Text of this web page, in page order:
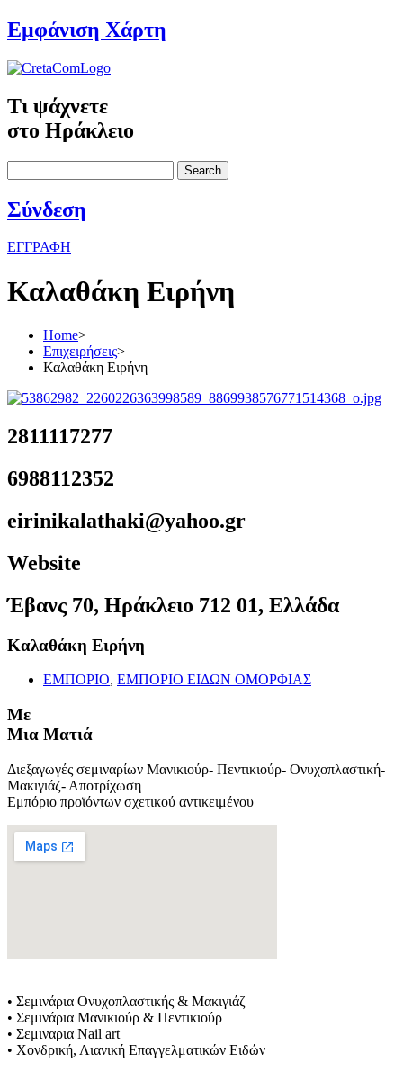
Εμφάνιση Χάρτη
Τι ψάχνετε
στο Ηράκλειο
Search
Σύνδεση
ΕΓΓΡΑΦΗ
Καλαθάκη Ειρήνη
Home>
Επιχειρήσεις>
Καλαθάκη Ειρήνη
2811117277
6988112352
eirinikalathaki@yahoo.gr
Website
Έβανς 70, Ηράκλειο 712 01, Ελλάδα
Καλαθάκη Ειρήνη
ΕΜΠΟΡΙΟ, ΕΜΠΟΡΙΟ ΕΙΔΩΝ ΟΜΟΡΦΙΑΣ
Με
Μια Ματιά
Διεξαγωγές σεμιναρίων Μανικιούρ- Πεντικιούρ- Ονυχοπλαστική-
Μακιγιάζ- Αποτρίχωση
Εμπόριο προϊόντων σχετικού αντικειμένου
• Σεμινάρια Ονυχοπλαστικής & Μακιγιάζ
• Σεμινάρια Μανικιούρ & Πεντικιούρ
• Σεμιναρια Nail art
• Χονδρική, Λιανική Επαγγελματικών Ειδών